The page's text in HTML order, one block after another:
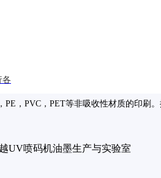
各
，PVC，PET等非吸收性材质的印刷